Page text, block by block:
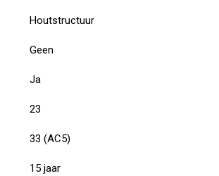
Houtstructuur
Geen
Ja
23
33 (AC5)
15 jaar